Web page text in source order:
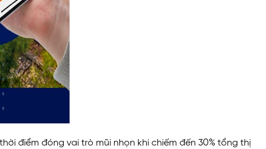
điểm đóng vai trò mũi nhọn khi chiếm đến 30% tổng thị